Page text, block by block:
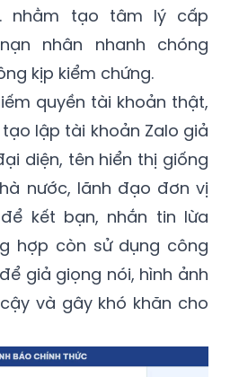
nhằm tạo tâm lý cấp
nhân nhanh chóng
kịp kiểm chứng.
quyền tài khoản thật,
lập tài khoản Zalo giả
diện, tên hiển thị giống
nước, lãnh đạo đơn vị
kết bạn, nhắn tin lừa
hợp còn sử dụng công
giả giọng nói, hình ảnh
và gây khó khăn cho